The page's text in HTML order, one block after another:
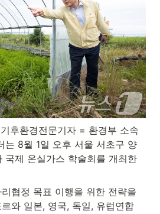
후환경전문기자 = 환경부 소속
는 8월 1일 오후 서울 서초구 양
국제 온실가스 학술회를 개최한
협정 목표 이행을 위한 전략을
와 일본, 영국, 독일, 유럽연합